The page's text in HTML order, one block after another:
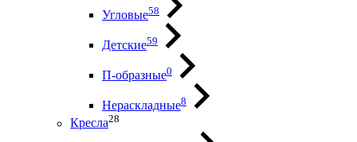
Угловые58
Детские59
П-образные0
Нераскладные8
Кресла28